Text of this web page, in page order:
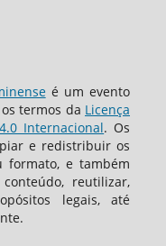
é um evento
termos da Licença
Internacional. Os
e redistribuir os
e também
reutilizar,
legais, até